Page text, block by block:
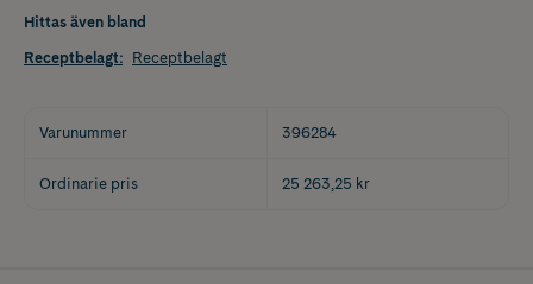
Hittas även bland
Receptbelagt: Receptbelagt
Varunummer 396284
Ordinarie pris 25 263,25 kr